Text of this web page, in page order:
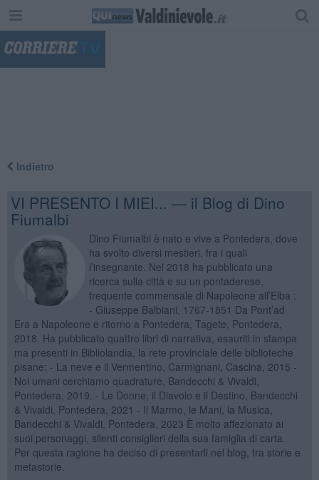
Indietro
VI PRESENTO I MIEI... — il Blog di Dino
Fiumalbi
Dino Fiumalbi è nato e vive a Pontedera, dove
ha svolto diversi mestieri, fra i quali
l’insegnante. Nel 2018 ha pubblicato una
ricerca sulla città e su un pontaderese,
frequente commensale di Napoleone all’Elba :
- Giuseppe Balbiani, 1767-1851 Da Pont’ad
Era a Napoleone e ritorno a Pontedera, Tagete, Pontedera,
2018. Ha pubblicato quattro libri di narrativa, esauriti in stampa
ma presenti in Bibliolandia, la rete provinciale delle biblioteche
pisane: - La neve e il Vermentino, Carmignani, Cascina, 2015 -
Noi umani cerchiamo quadrature, Bandecchi & Vivaldi,
Pontedera, 2019. - Le Donne, il Diavolo e il Destino, Bandecchi
& Vivaldi, Pontedera, 2021 - Il Marmo, le Mani, la Musica,
Bandecchi & Vivaldi, Pontedera, 2023 È molto affezionato ai
suoi personaggi, silenti consiglieri della sua famiglia di carta.
Per questa ragione ha deciso di presentarli nel blog, fra storie e
metastorie.